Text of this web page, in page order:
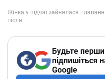
Будьте
підпишіться
Google